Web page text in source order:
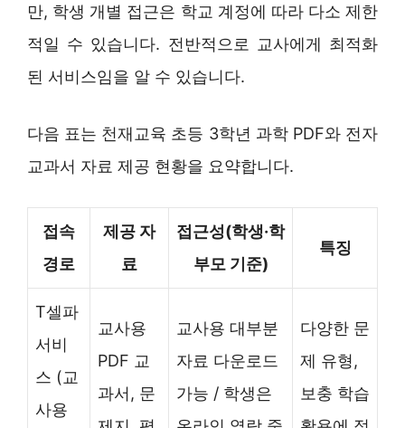
만, 학생 개별 접근은 학교 계정에 따라 다소 제한
적일 수 있습니다. 전반적으로 교사에게 최적화
된 서비스임을 알 수 있습니다.
다음 표는 천재교육 초등 3학년 과학 PDF와 전자
교과서 자료 제공 현황을 요약합니다.
접속
경로
제공 자
료
접근성(학생·학
부모 기준)
특징
T셀파
서비
스 (교
사용
교사용
PDF 교
과서, 문
교사용 대부분
자료 다운로드
가능 / 학생은
다양한 문
제 유형,
보충 학습